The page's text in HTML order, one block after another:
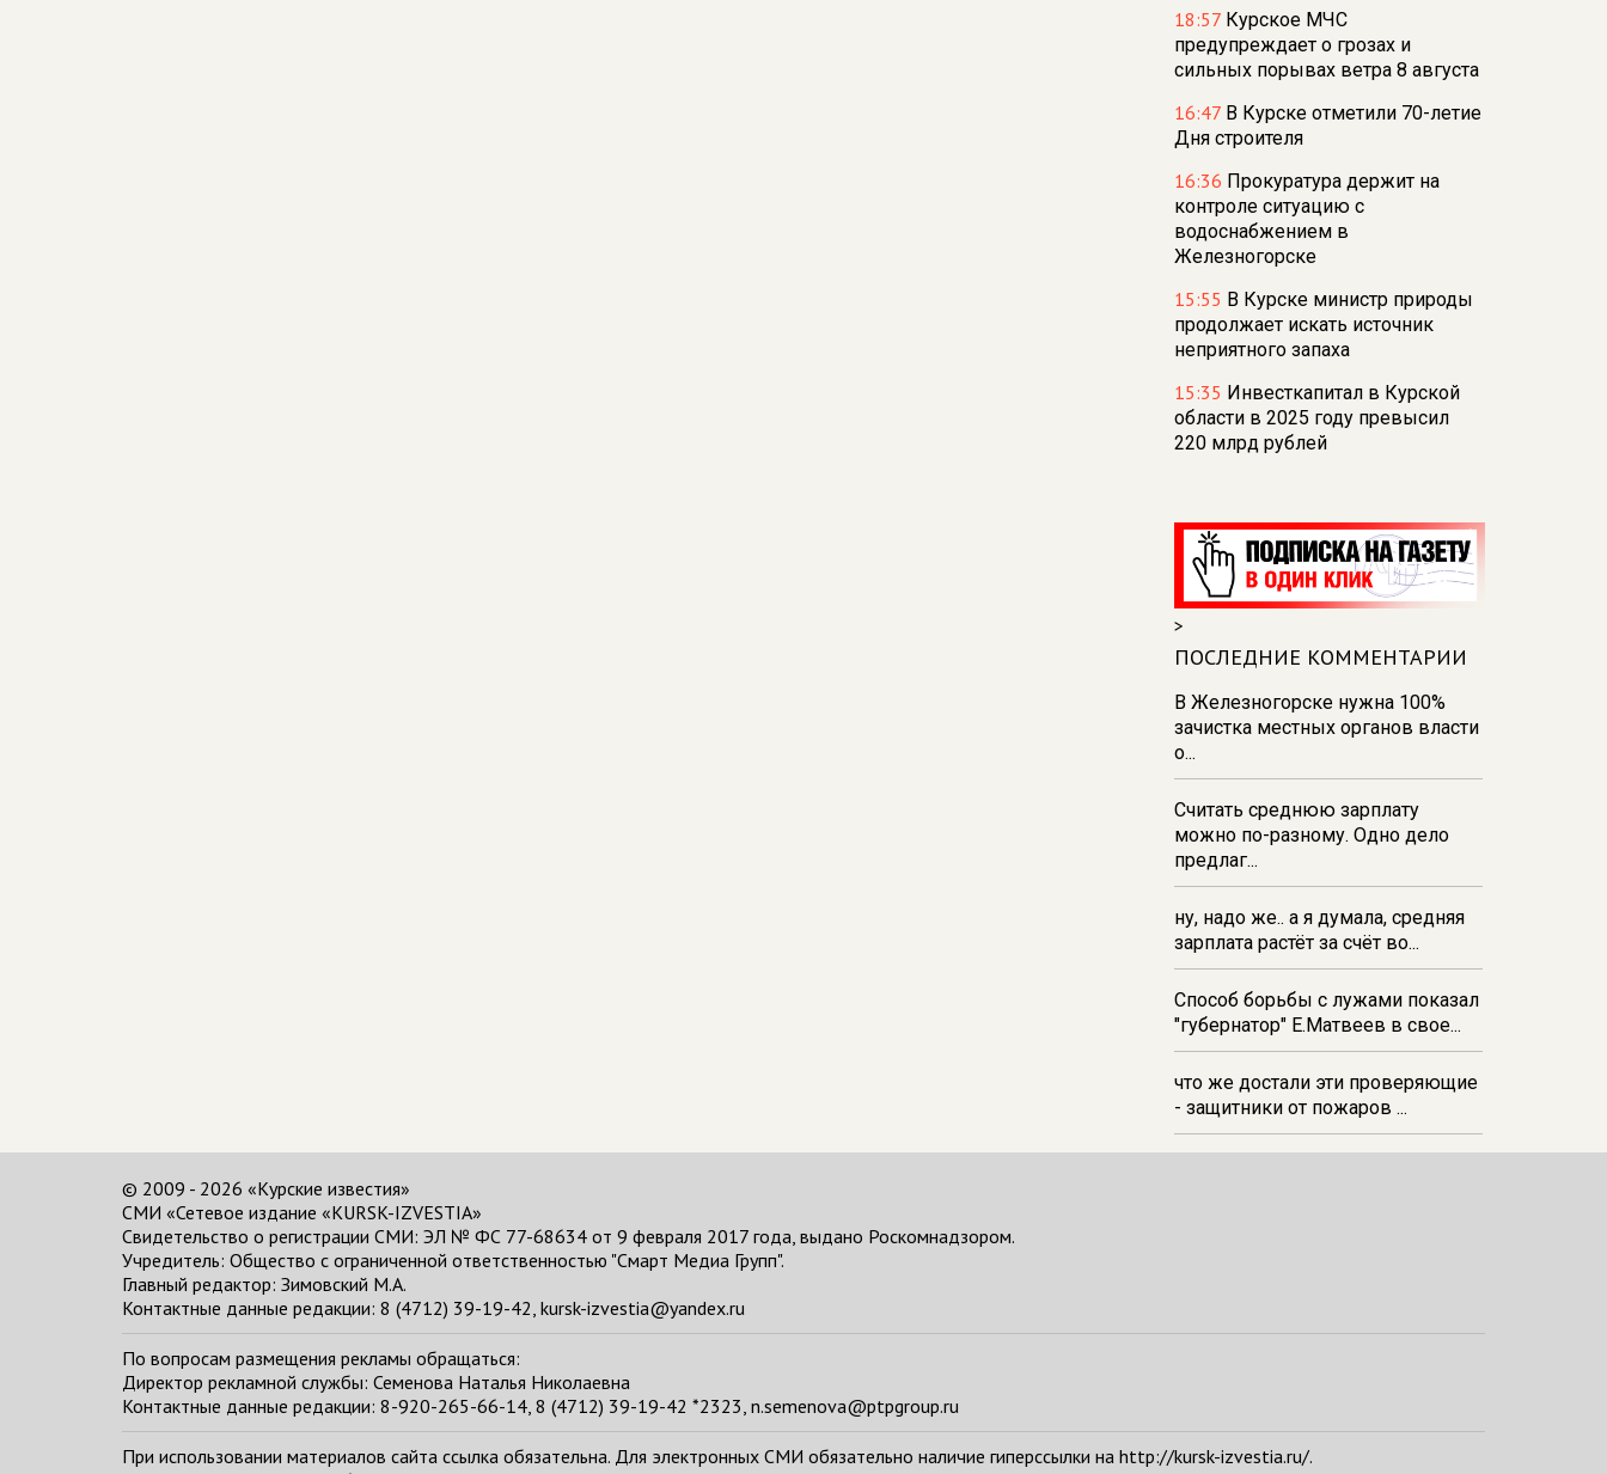
18:57 Курское МЧС
предупреждает о грозах и
сильных порывах ветра 8 августа
16:47 В Курске отметили 70-летие
Дня строителя
16:36 Прокуратура держит на
контроле ситуацию с
водоснабжением в
Железногорске
15:55 В Курске министр природы
продолжает искать источник
неприятного запаха
15:35 Инвесткапитал в Курской
области в 2025 году превысил
220 млрд рублей
24,7 тыс. человек
14:50
Глава Железногорска
назвал причины перебоев с
водой
14:01На водоемах Курской
области погибли 10 человек, двое
из них - дети
12:46
видит экономику в реальном
времени
>
ПОСЛЕДНИЕ КОММЕНТАРИИ
В Железногорске нужна 100%
зачистка местных органов власти
о...
Считать среднюю зарплату
можно по-разному. Одно дело
предлаг...
ну, надо же.. а я думала, средняя
зарплата растёт за счёт во...
Способ борьбы с лужами показал
"губернатор" Е.Матвеев в свое...
что же достали эти проверяющие
- защитники от пожаров ...
© 2009 - 2026 «Курские известия»
СМИ «Сетевое издание «KURSK-IZVESTIA»
Свидетельство о регистрации СМИ: ЭЛ № ФС 77-68634 от 9 февраля 2017 года, выдано Роскомнадзором.
Учредитель: Общество с ограниченной ответственностью "Смарт Медиа Групп".
Главный редактор: Зимовский М.А.
Контактные данные редакции: 8 (4712) 39-19-42, kursk-izvestia@yandex.ru
По вопросам размещения рекламы обращаться:
Директор рекламной службы: Семенова Наталья Николаевна
Контактные данные редакции: 8-920-265-66-14, 8 (4712) 39-19-42 *2323, n.semenova@ptpgroup.ru
При использовании материалов сайта ссылка обязательна. Для электронных СМИ обязательно наличие гиперссылки на http://kursk-izvestia.ru/.